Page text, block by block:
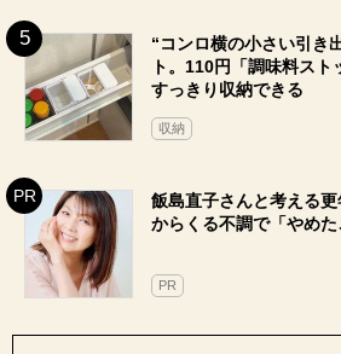
“コンロ横の小さい引き
ト。110円「調味料ス
すっきり収納できる
収納
飯島直子さんと考える
からくる不調で「やめた
PR